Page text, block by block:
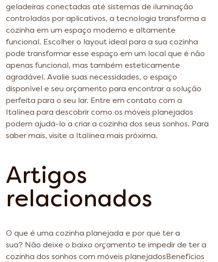
geladeiras conectadas até sistemas de iluminação
controlados por aplicativos, a tecnologia transforma a
cozinha em um espaço moderno e altamente
funcional. Escolher o layout ideal para a sua cozinha
pode transformar esse espaço em um local que é não
apenas funcional, mas também esteticamente
agradável. Avalie suas necessidades, o espaço
disponível e seu orçamento para encontrar a solução
perfeita para o seu lar. Entre em contato com a
Italínea para descobrir como os móveis planejados
podem ajudá-lo a criar a cozinha dos seus sonhos. Para
saber mais, visite a Italínea mais próxima.
Artigos
relacionados
O que é uma cozinha planejada e por que ter a
sua? Não deixe o baixo orçamento te impedir de ter a
cozinha dos sonhos com móveis planejadosBenefícios